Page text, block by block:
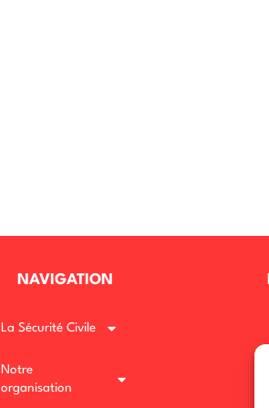
NAVIGATION
La Sécurité Civile
Notre
organisation